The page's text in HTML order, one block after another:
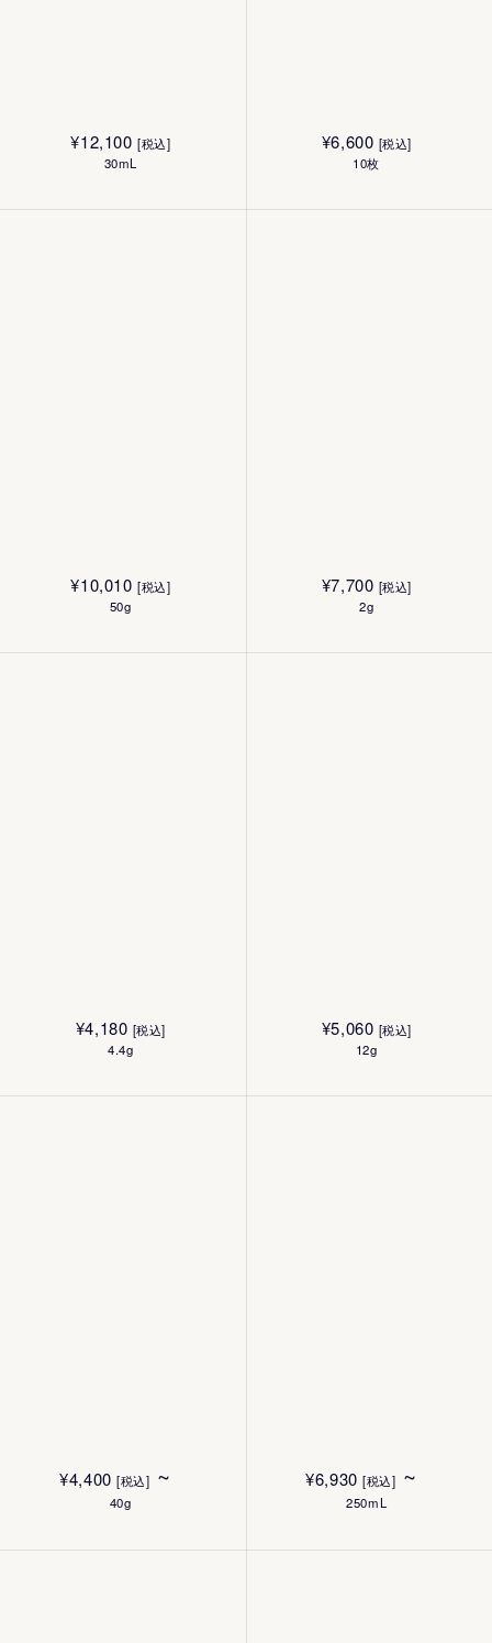
¥12,100 [税込]
30mL
¥6,600 [税込]
10枚
¥10,010 [税込]
50g
¥7,700 [税込]
2g
¥4,180 [税込]
4.4g
¥5,060 [税込]
12g
¥4,400 [税込] ~
40g
¥6,930 [税込] ~
250mL